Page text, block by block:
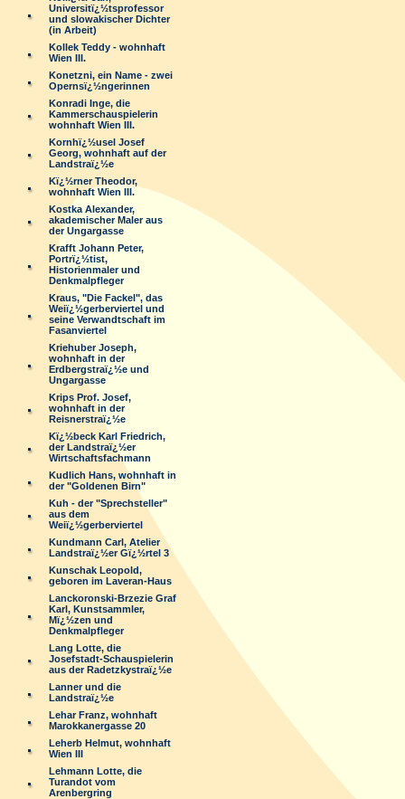
Universitï¿½tsprofessor
und slowakischer Dichter
(in Arbeit)
Kollek Teddy - wohnhaft
Wien III.
Konetzni, ein Name - zwei
Opernsï¿½ngerinnen
Konradi Inge, die
Kammerschauspielerin
wohnhaft Wien III.
Kornhï¿½usel Josef
Georg, wohnhaft auf der
Landstraï¿½e
Kï¿½rner Theodor,
wohnhaft Wien III.
Kostka Alexander,
akademischer Maler aus
der Ungargasse
Krafft Johann Peter,
Portrï¿½tist,
Historienmaler und
Denkmalpfleger
Kraus, "Die Fackel", das
Weiï¿½gerberviertel und
seine Verwandtschaft im
Fasanviertel
Kriehuber Joseph,
wohnhaft in der
Erdbergstraï¿½e und
Ungargasse
Krips Prof. Josef,
wohnhaft in der
Reisnerstraï¿½e
Kï¿½beck Karl Friedrich,
der Landstraï¿½er
Wirtschaftsfachmann
Kudlich Hans, wohnhaft in
der "Goldenen Birn"
Kuh - der "Sprechsteller"
aus dem
Weiï¿½gerberviertel
Kundmann Carl, Atelier
Landstraï¿½er Gï¿½rtel 3
Kunschak Leopold,
geboren im Laveran-Haus
Lanckoronski-Brzezie Graf
Karl, Kunstsammler,
Mï¿½zen und
Denkmalpfleger
Lang Lotte, die
Josefstadt-Schauspielerin
aus der Radetzkystraï¿½e
Lanner und die
Landstraï¿½e
Lehar Franz, wohnhaft
Marokkanergasse 20
Leherb Helmut, wohnhaft
Wien III
Lehmann Lotte, die
Turandot vom
Arenbergring